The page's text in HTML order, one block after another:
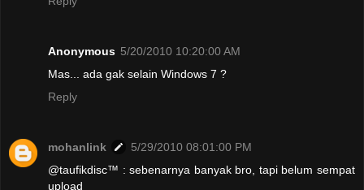
Anonymous 5/20/2010 10:20:00 AM
Mas... ada gak selain Windows 7 ?
Reply
mohanlink
5/29/2010 08:01:00 PM
@taufikdisc™ : sebenarnya banyak bro, tapi belum sempat
upload